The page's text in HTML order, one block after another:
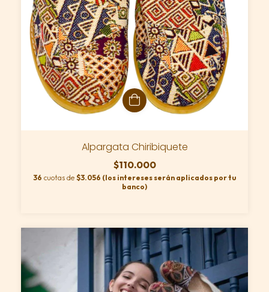
Alpargata Chiribiquete
$110.000
36 cuotas de $3.056 (los intereses serán aplicados por tu
banco)